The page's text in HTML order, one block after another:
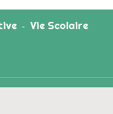
- Vie Scolaire